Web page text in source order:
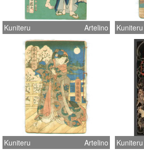
Kuniteru Artelino Kuniteru
Kuniteru Artelino Kuniteru